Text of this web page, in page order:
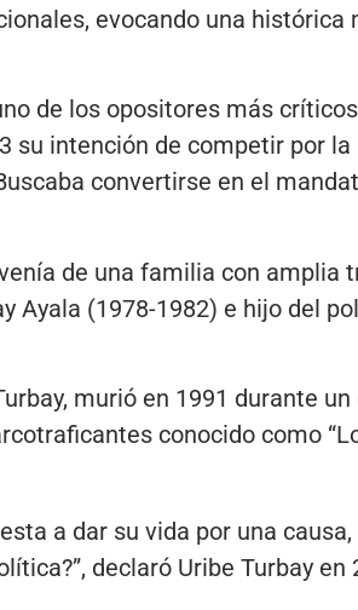
evocando una
de los opositores más
su intención de competir por
convertirse en el
de una familia con amplia
Ayala (1978-1982) e hijo del
murió en 1991 durante
conocido como
a dar su vida por una
declaró Uribe Turbay